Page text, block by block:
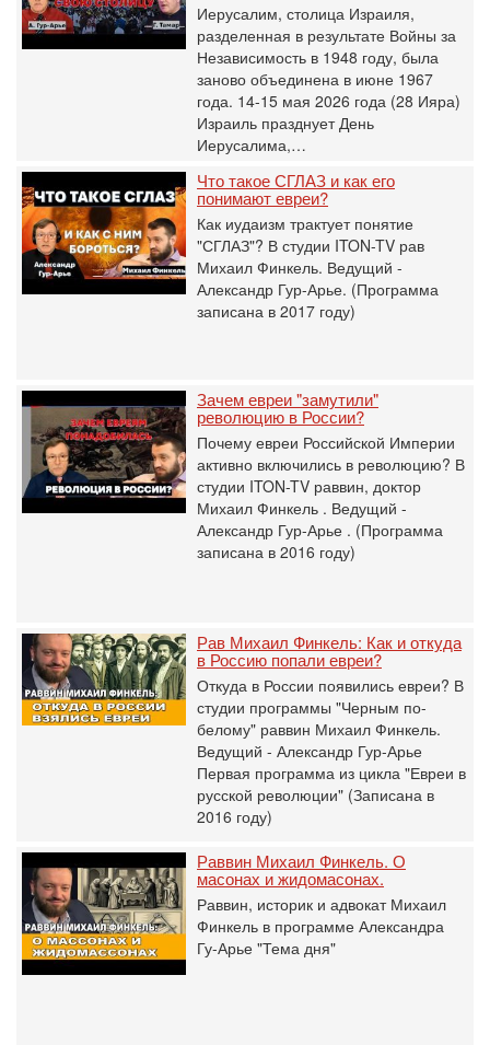
Иерусалим, столица Израиля,
разделенная в результате Войны за
Независимость в 1948 году, была
заново объединена в июне 1967
года. 14-15 мая 2026 года (28 Ияра)
Израиль празднует День
Иерусалима,…
Что такое СГЛАЗ и как его
понимают евреи?
Как иудаизм трактует понятие
"СГЛАЗ"? В студии ITON-TV рав
Михаил Финкель. Ведущий -
Александр Гур-Арье. (Программа
записана в 2017 году)
Зачем евреи "замутили"
революцию в России?
Почему евреи Российской Империи
активно включились в революцию? В
студии ITON-TV раввин, доктор
Михаил Финкель . Ведущий -
Александр Гур-Арье . (Программа
записана в 2016 году)
Рав Михаил Финкель: Как и откуда
в Россию попали евреи?
Откуда в России появились евреи? В
студии программы "Черным по-
белому" раввин Михаил Финкель.
Ведущий - Александр Гур-Арье
Первая программа из цикла "Евреи в
русской революции" (Записана в
2016 году)
Раввин Михаил Финкель. О
масонах и жидомасонах.
Раввин, историк и адвокат Михаил
Финкель в программе Александра
Гу-Арье "Тема дня"